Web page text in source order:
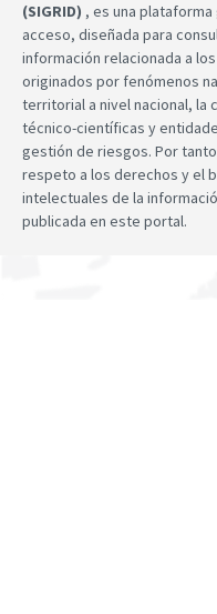
(SIGRID) , es una
acceso, diseñada para
información relacionada a
originados por fenómenos
territorial a nivel nacional, la
técnico-científicas y
gestión de riesgos. Por
respeto a los derechos y el
intelectuales de la
publicada en este portal.